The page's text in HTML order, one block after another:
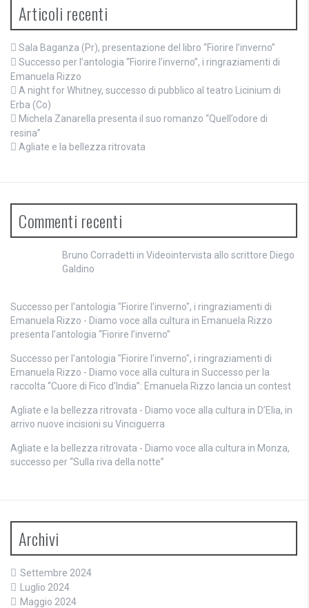
Articoli recenti
Sala Baganza (Pr), presentazione del libro “Fiorire l’inverno”
Successo per l’antologia “Fiorire l’inverno”, i ringraziamenti di
Emanuela Rizzo
A night for Whitney, successo di pubblico al teatro Licinium di
Erba (Co)
Michela Zanarella presenta il suo romanzo “Quell’odore di
resina”
Agliate e la bellezza ritrovata
Commenti recenti
Bruno Corradetti in Videointervista allo scrittore Diego
Galdino
Successo per l'antologia "Fiorire l'inverno", i ringraziamenti di
Emanuela Rizzo - Diamo voce alla cultura in Emanuela Rizzo
presenta l’antologia “Fiorire l’inverno”
Successo per l'antologia "Fiorire l'inverno", i ringraziamenti di
Emanuela Rizzo - Diamo voce alla cultura in Successo per la
raccolta “Cuore di Fico d’India”: Emanuela Rizzo lancia un contest
Agliate e la bellezza ritrovata - Diamo voce alla cultura in D’Elia, in
arrivo nuove incisioni su Vinciguerra
Agliate e la bellezza ritrovata - Diamo voce alla cultura in Monza,
successo per “Sulla riva della notte”
Archivi
Settembre 2024
Luglio 2024
Maggio 2024